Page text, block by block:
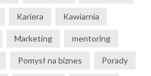
Kariera Kawiarnia
Marketing mentoring
Pomysł na biznes Porady